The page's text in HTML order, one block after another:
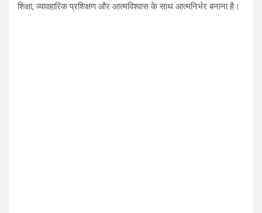
शिक्षा, व्यावहारिक प्रशिक्षण और आत्मविश्वास के साथ आत्मनिर्भर बनाना है।